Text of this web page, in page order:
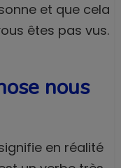
et que cela
êtes pas vus.
nous
en réalité